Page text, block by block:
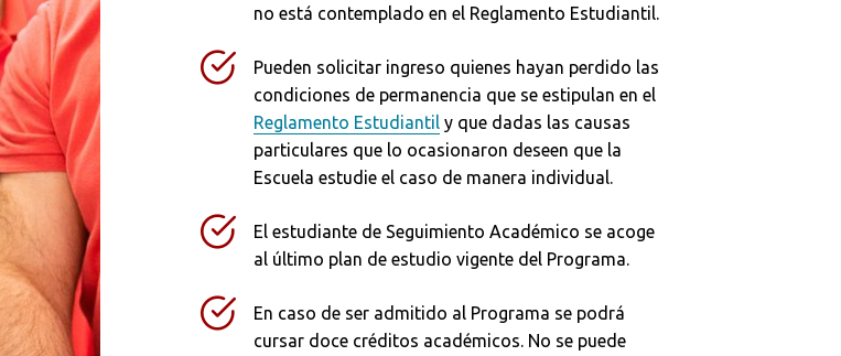
no está contemplado en el Reglamento Estudiantil.
Pueden solicitar ingreso quienes hayan perdido las
condiciones de permanencia que se estipulan en el
Reglamento Estudiantil y que dadas las causas
particulares que lo ocasionaron deseen que la
Escuela estudie el caso de manera individual.
El estudiante de Seguimiento Académico se acoge
al último plan de estudio vigente del Programa.
En caso de ser admitido al Programa se podrá
cursar doce créditos académicos. No se puede